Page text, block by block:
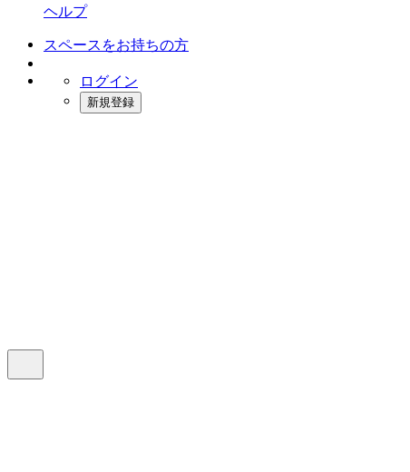
ヘルプ
スペースをお持ちの方
ログイン
新規登録